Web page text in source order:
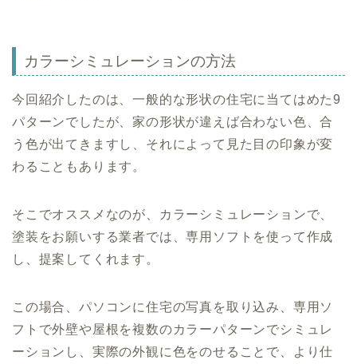
カラーシミュレーションの方法
今回紹介したのは、一般的な形状の住宅に当てはめた9
パターンでしたが、家の形状が違えば合わない色、合
う色が出てきますし、それによって見た目の印象が変
わることもあります。
そこでオススメなのが、カラーシミュレーションで、
塗装をお願いする業者では、専用ソフトを使って作成
し、提案してくれます。
この場合、パソコンに住宅の写真を取り込み、専用ソ
フトで外壁や屋根を複数のカラーパターンでシミュレ
ーションし、実際の外観に色をのせることで、より仕